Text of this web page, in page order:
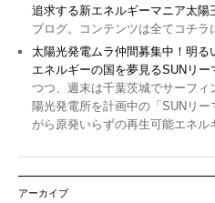
追求する新エネルギーマニア太陽
ブログ。コンテンツは全てコチラ
太陽光発電ムラ仲間募集中！明
エネルギーの国を夢見るSUNリー
つつ、週末は千葉茨城でサーフ
陽光発電所を計画中の「SUNリ
がら原発いらずの再生可能エネ
アーカイブ